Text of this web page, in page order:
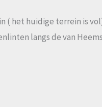
( het huidige terrein is
langs de van